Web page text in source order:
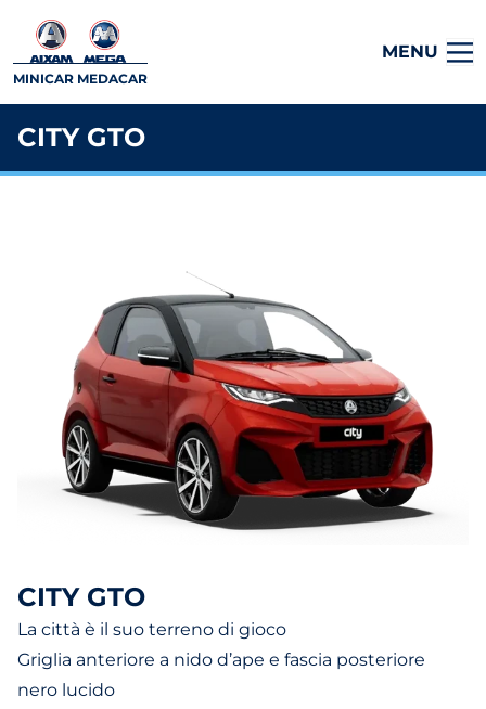
MINICAR MEDACAR
MENU
CITY GTO
CITY GTO
La città è il suo terreno di gioco
Griglia anteriore a nido d’ape e fascia posteriore
nero lucido